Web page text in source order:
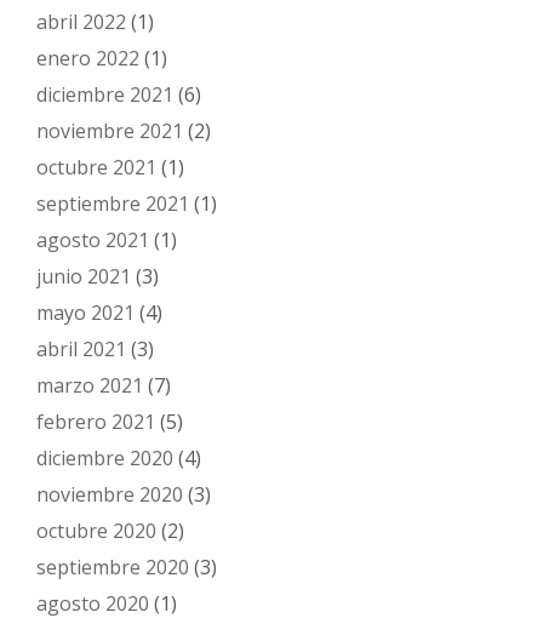
abril 2022 (1)
enero 2022 (1)
diciembre 2021 (6)
noviembre 2021 (2)
octubre 2021 (1)
septiembre 2021 (1)
agosto 2021 (1)
junio 2021 (3)
mayo 2021 (4)
abril 2021 (3)
marzo 2021 (7)
febrero 2021 (5)
diciembre 2020 (4)
noviembre 2020 (3)
octubre 2020 (2)
septiembre 2020 (3)
agosto 2020 (1)